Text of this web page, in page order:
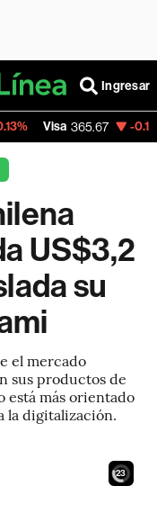
Ingresar
-0.13%
US$3,2
su
el mercado
sus productos de
está más orientado
la digitalización.
21